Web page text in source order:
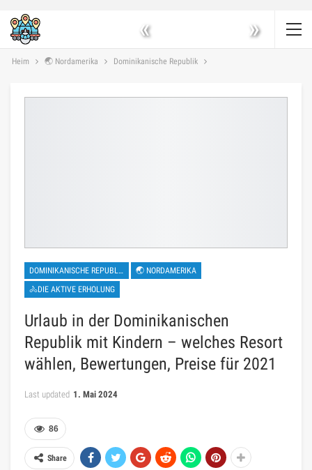
« »
Heim 🌏 Nordamerika Dominikanische Republik
DOMINIKANISCHE REPUBLIK
🌏 NORDAMERIKA
🚴DIE AKTIVE ERHOLUNG
Urlaub in der Dominikanischen
Republik mit Kindern – welches Resort
wählen, Bewertungen, Preise für 2021
Last updated 1. Mai 2024
86
Share